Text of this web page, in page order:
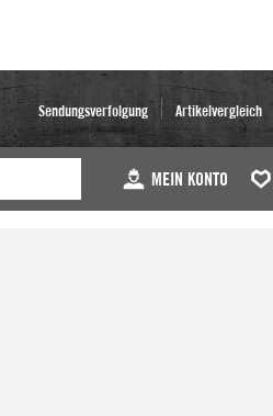
Sendungsverfolgung Artikelvergleich
MEIN KONTO